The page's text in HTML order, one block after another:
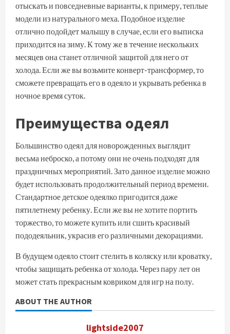
отыскать и повседневные варианты, к примеру, теплые
модели из натурального меха. Подобное изделие
отлично подойдет малышу в случае, если его выписка
приходится на зиму. К тому же в течение нескольких
месяцев она станет отличной защитой для него от
холода. Если же вы возьмите конверт-трансформер, то
сможете превращать его в одеяло и укрывать ребенка в
ночное время суток.
Преимущества одеял
Большинство одеял для новорожденных выглядит
весьма неброско, а потому они не очень подходят для
праздничных мероприятий. Зато данное изделие можно
будет использовать продолжительный период времени.
Стандартное детское одеялко пригодится даже
пятилетнему ребенку. Если же вы не хотите портить
торжество, то можете купить или сшить красивый
пододеяльник, украсив его различными декорациями.
В будущем одеяло стоит стелить в коляску или кроватку,
чтобы защищать ребенка от холода. Через пару лет он
может стать прекрасным ковриком для игр на полу.
ABOUT THE AUTHOR
lightside2007